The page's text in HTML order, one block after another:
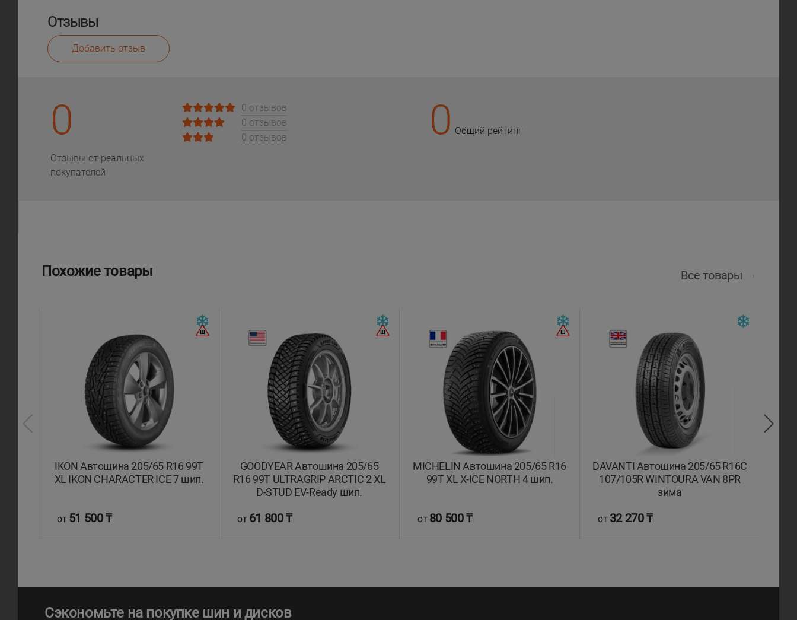
Отзывы
Добавить отзыв
0
Отзывы от реальных
покупателей
0 отзывов
0 отзывов
0 отзывов
0 Общий рейтинг
Похожие товары Все товары
IKON Автошина 205/65 R16 99T
XL IKON CHARACTER ICE 7 шип.
от 51 500 ₸
GOODYEAR Автошина 205/65
R16 99T ULTRAGRIP ARCTIC 2 XL
D-STUD EV-Ready шип.
от 61 800 ₸
MICHELIN Автошина 205/65 R16
99T XL X-ICE NORTH 4 шип.
от 80 500 ₸
DAVANTI Автошина 205/65 R16C
107/105R WINTOURA VAN 8PR
зима
от 32 270 ₸
Сэкономьте на покупке шин и дисков